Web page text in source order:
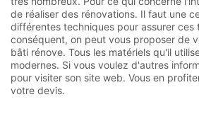
de réaliser des rénovations. Il faut une
différentes techniques pour assurer ces
conséquent, on peut vous proposer de
bâti rénove. Tous les matériels qu'il
modernes. Si vous voulez d'autres
pour visiter son site web. Vous en
votre devis.